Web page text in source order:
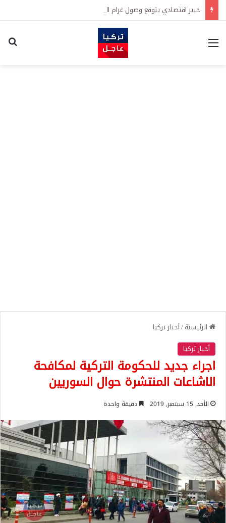
القائمة
الرئيسية/أخبار تركيا
أخبار تركيا
اجراء جديد للحكومة التركية لمكافحة
الاشاعات المنتشرة حوال السوريين
الأحد, 15 سبتمبر, 2019 دقيقة واحدة